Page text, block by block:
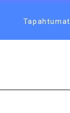
Tapahtumat